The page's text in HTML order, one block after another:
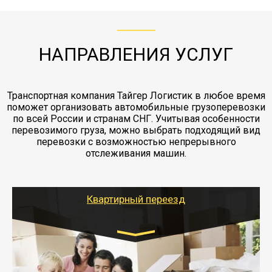
заканчивая выгрузкой в пункте получателя.
НАПРАВЛЕНИЯ УСЛУГ
Транспортная компания Тайгер Логистик в любое время
поможет организовать автомобильные грузоперевозки
по всей России и странам СНГ. Учитывая особенности
перевозимого груза, можно выбрать подходящий вид
перевозки с возможностью непрерывного
отслеживания машин.
Квартирный переезд
Газель: 1,5 и 3 тонны